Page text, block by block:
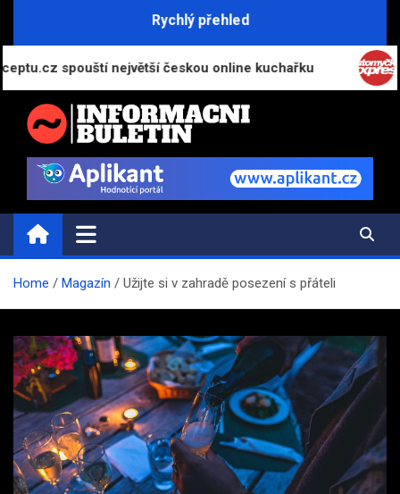
Rychlý přehled
spouští největší českou online kuchařku
INFORMAČNÍ-BULETIN.CZ
Novinky a informace
Home Magazín Užijte si v zahradě posezení s přáteli